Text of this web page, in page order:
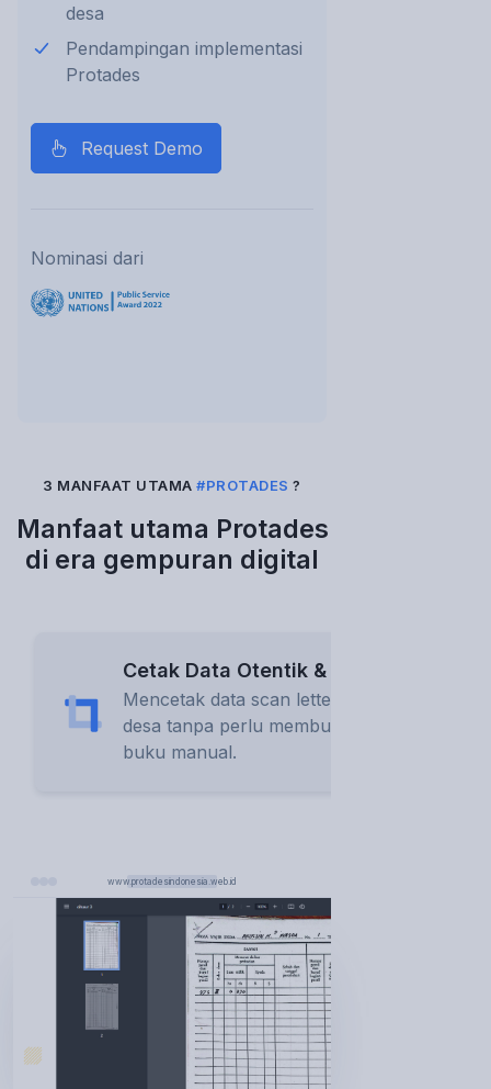
desa
Pendampingan implementasi
Protades
Request Demo
Nominasi dari
3 MANFAAT UTAMA#PROTADES ?
Manfaat utama Protades
di era gempuran digital
Cetak Data Otentik & Digital
Mencetak data scan letter c
desa tanpa perlu membuka
buku manual.
www.protadesindonesia.web.id